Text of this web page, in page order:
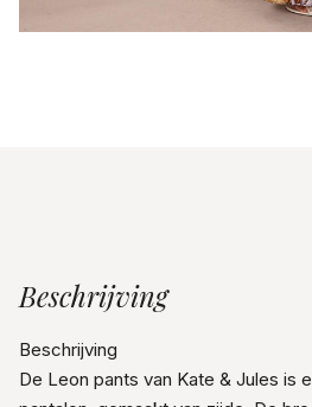
Beschrijving
Beschrijving
De Leon pants van Kate & Jules is